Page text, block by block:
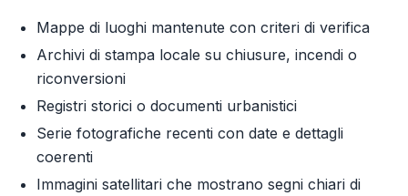
Mappe di luoghi mantenute con criteri di verifica
Archivi di stampa locale su chiusure, incendi o
riconversioni
Registri storici o documenti urbanistici
Serie fotografiche recenti con date e dettagli
coerenti
Immagini satellitari che mostrano segni chiari di